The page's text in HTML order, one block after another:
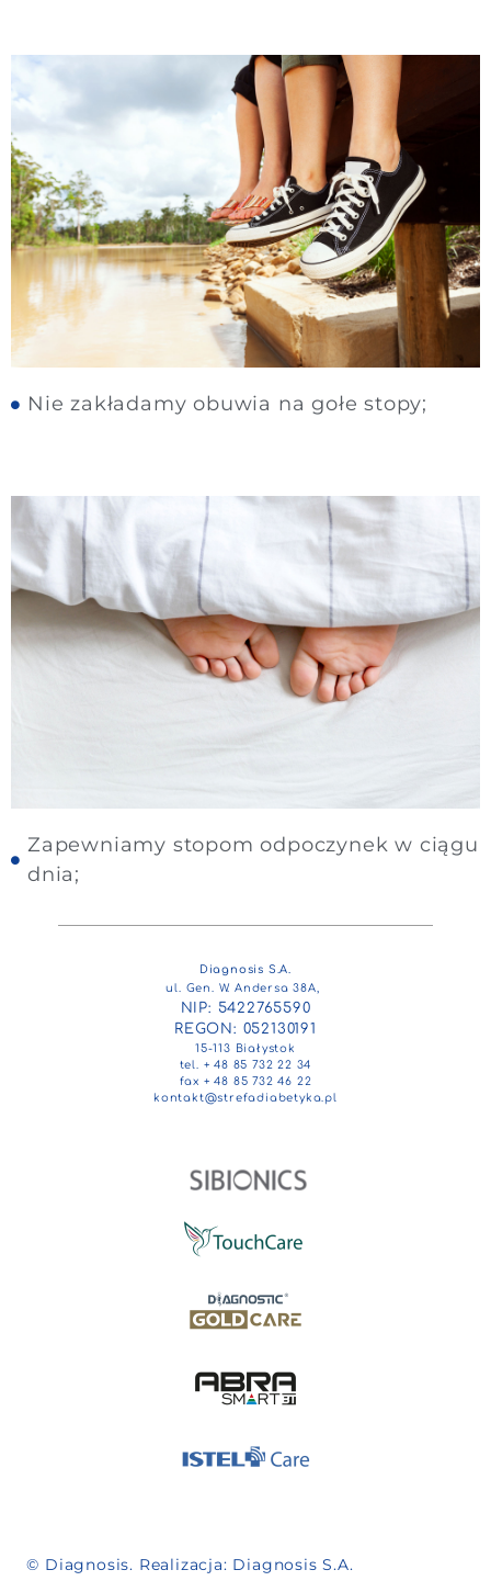
Nie zakładamy obuwia na gołe stopy;
Zapewniamy stopom odpoczynek w ciągu
dnia;
Diagnosis S.A.
ul. Gen. W. Andersa 38A,
NIP: 5422765590
REGON: 052130191
15-113 Białystok
tel. + 48 85 732 22 34
fax + 48 85 732 46 22
kontakt@strefadiabetyka.pl
© Diagnosis. Realizacja: Diagnosis S.A.